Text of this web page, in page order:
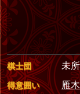
棋士団 未
得意囲い 雁